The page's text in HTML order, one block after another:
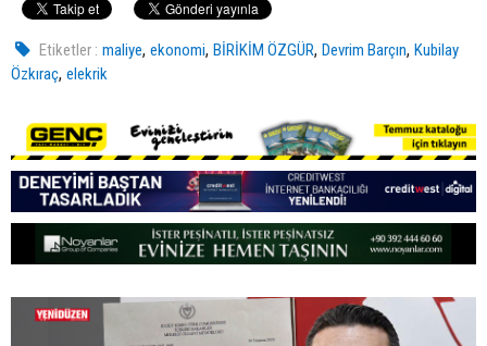
Etiketler : maliye,ekonomi,BİRİKİM ÖZGÜR,Devrim Barçın,Kubilay
Özkıraç, elekrik